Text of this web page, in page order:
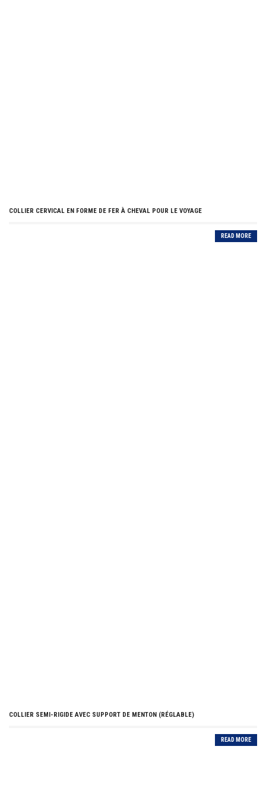
COLLIER CERVICAL EN FORME DE FER À CHEVAL POUR LE VOYAGE
READ MORE
COLLIER SEMI-RIGIDE AVEC SUPPORT DE MENTON (RÉGLABLE)
READ MORE